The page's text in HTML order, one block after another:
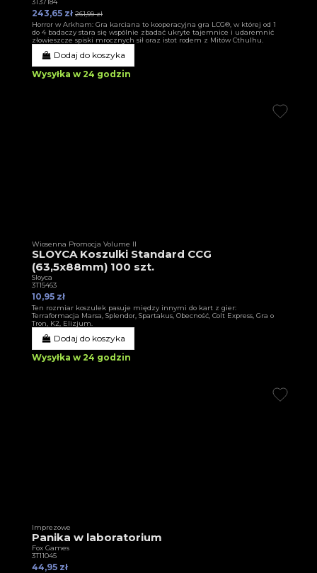
3T37184
243,65 zł 261,99 zł
Horror w Arkham: Gra karciana to kooperacyjna gra LCG®, w której od 1
do 4 badaczy stara się wspólnie zbadać ukryte tajemnice i udaremnić
złowieszcze spiski mrocznych sił oraz istot rodem z Mitów Cthulhu.
Dodaj do koszyka
Wysyłka w 24 godzin
Wiosenna Promocja Volume II
SLOYCA Koszulki Standard CCG
(63,5x88mm) 100 szt.
Sloyca
3T15463
10,95 zł
Ten rozmiar koszulek pasuje między innymi do kart z gier:
Terraformacja Marsa, Splendor, Spartakus, Obecność, Colt Express, Gra o
Tron, K2, Elizjum.
Dodaj do koszyka
Wysyłka w 24 godzin
Imprezowe
Panika w laboratorium
Fox Games
3T11045
44,95 zł